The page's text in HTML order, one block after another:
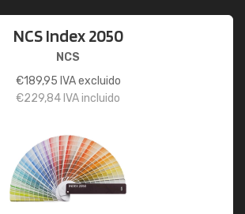
NCS Index 2050
NCS
€189,95 IVA excluido
€229,84 IVA incluido